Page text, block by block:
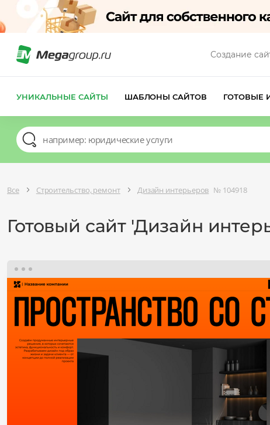
Создание
УНИКАЛЬНЫЕ САЙТЫ ШАБЛОНЫ САЙТОВ ГОТОВЫЕ
Все Строительство, ремонт Дизайн интерьеров № 104918
Готовый сайт 'Дизайн